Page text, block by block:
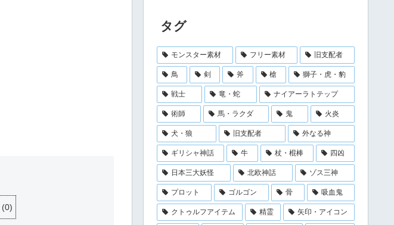
(0)
タグ
モンスター素材 フリー素材 旧支配者
鳥 剣 斧 槍 獅子・虎・豹
戦士 竜・蛇 ナイアーラトテップ
術師 馬・ラクダ 鬼 火炎
犬・狼 旧支配者 外なる神
ギリシャ神話 牛 杖・棍棒 四凶
日本三大妖怪 北欧神話 ゾス三神
プロット ゴルゴン 骨 吸血鬼
クトゥルフアイテム 精霊 矢印・アイコン